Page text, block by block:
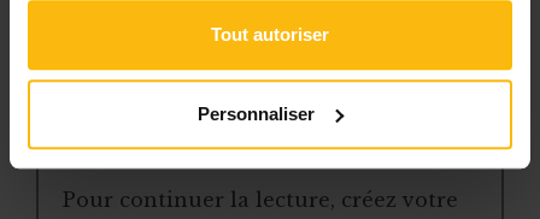
Tout autoriser
Personnaliser
modèles et ressources
téléchargeables
une newsletter hebdomadaire
adaptée à vos besoins
Pour continuer la lecture, créez votre